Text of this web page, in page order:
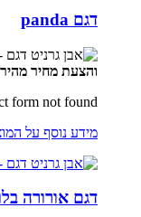
דגם panda
והצעת מחיר
form not found.
מידע נוסף על
דגם אורורה